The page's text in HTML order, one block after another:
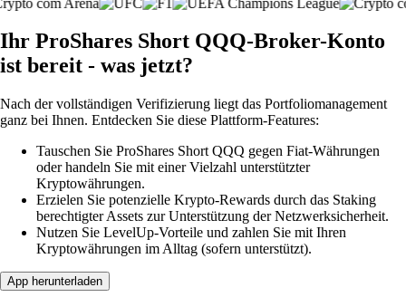
Ihr ProShares Short QQQ-Broker-Konto
ist bereit - was jetzt?
Nach der vollständigen Verifizierung liegt das Portfoliomanagement
ganz bei Ihnen. Entdecken Sie diese Plattform-Features:
Tauschen Sie ProShares Short QQQ gegen Fiat-Währungen
oder handeln Sie mit einer Vielzahl unterstützter
Kryptowährungen.
Erzielen Sie potenzielle Krypto-Rewards durch das Staking
berechtigter Assets zur Unterstützung der Netzwerksicherheit.
Nutzen Sie LevelUp-Vorteile und zahlen Sie mit Ihren
Kryptowährungen im Alltag (sofern unterstützt).
App herunterladen